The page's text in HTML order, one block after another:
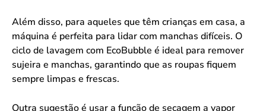
Além disso, para aqueles que têm crianças em casa, a
máquina é perfeita para lidar com manchas difíceis. O
ciclo de lavagem com EcoBubble é ideal para remover
sujeira e manchas, garantindo que as roupas fiquem
sempre limpas e frescas.
Outra sugestão é usar a função de secagem a vapor